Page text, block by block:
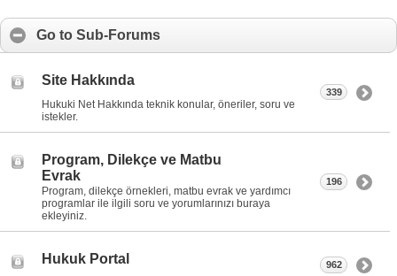
Go to Sub-Forums
Site Hakkında
Hukuki Net Hakkında teknik konular, öneriler, soru ve
istekler.
339
Program, Dilekçe ve Matbu
Evrak
Program, dilekçe örnekleri, matbu evrak ve yardımcı
programlar ile ilgili soru ve yorumlarınızı buraya
ekleyiniz.
196
Hukuk Portal 962